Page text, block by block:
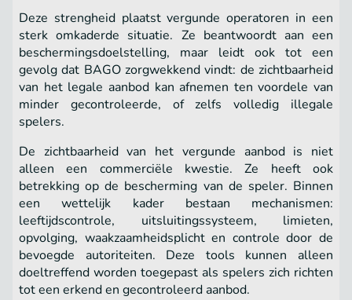
Deze strengheid plaatst vergunde operatoren in een
sterk omkaderde situatie. Ze beantwoordt aan een
beschermingsdoelstelling, maar leidt ook tot een
gevolg dat BAGO zorgwekkend vindt: de zichtbaarheid
van het legale aanbod kan afnemen ten voordele van
minder gecontroleerde, of zelfs volledig illegale
spelers.
De zichtbaarheid van het vergunde aanbod is niet
alleen een commerciële kwestie. Ze heeft ook
betrekking op de bescherming van de speler. Binnen
een wettelijk kader bestaan mechanismen:
leeftijdscontrole, uitsluitingssysteem, limieten,
opvolging, waakzaamheidsplicht en controle door de
bevoegde autoriteiten. Deze tools kunnen alleen
doeltreffend worden toegepast als spelers zich richten
tot een erkend en gecontroleerd aanbod.